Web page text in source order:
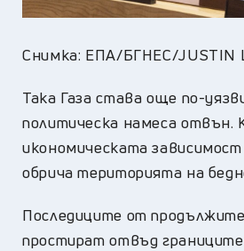
Снимка: ЕПА/БГНЕС/JUSTIN
Така Газа става още по-
политическа намеса отвън.
икономическата
обрича територията на
Последиците от
простират отвъд